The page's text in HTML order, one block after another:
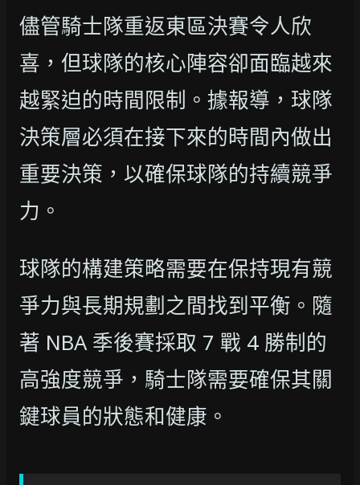
儘管騎士隊重返東區決賽令人欣
喜，但球隊的核心陣容卻面臨越來
越緊迫的時間限制。據報導，球隊
決策層必須在接下來的時間內做出
重要決策，以確保球隊的持續競爭
力。
球隊的構建策略需要在保持現有競
爭力與長期規劃之間找到平衡。隨
著 NBA 季後賽採取 7 戰 4 勝制的
高強度競爭，騎士隊需要確保其關
鍵球員的狀態和健康。